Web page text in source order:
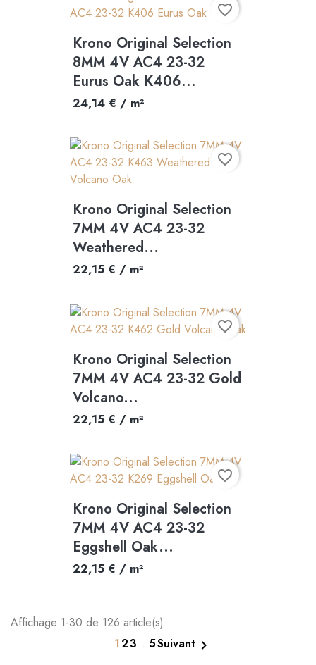
Krono Original Selection
8MM 4V AC4 23-32
Eurus Oak K406...
24,14 € / m²
favorite_border
Krono Original Selection
7MM 4V AC4 23-32
Weathered...
22,15 € / m²
favorite_border
Krono Original Selection
7MM 4V AC4 23-32 Gold
Volcano...
22,15 € / m²
favorite_border
Krono Original Selection
7MM 4V AC4 23-32
Eggshell Oak...
22,15 € / m²
favorite_border
Affichage 1-30 de 126 article(s)
123 …5Suivant 